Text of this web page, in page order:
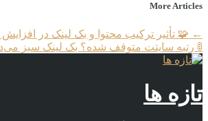
More Articles
← 🧩 تأثیر ترکیب محتوا و بک لینک در
🚦 رتبه سایتت متوقف شده؟ بک لینک سبز
تازه ها